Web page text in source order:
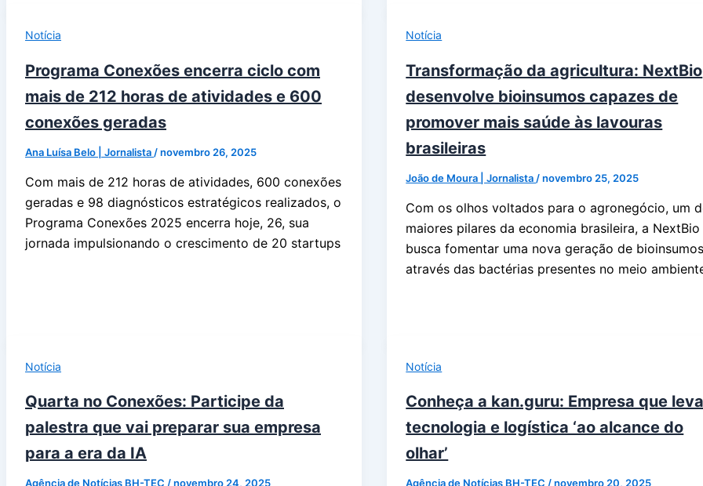
Notícia
Programa Conexões encerra ciclo com
mais de 212 horas de atividades e 600
conexões geradas
Ana Luísa Belo | Jornalista /novembro 26, 2025
Com mais de 212 horas de atividades, 600 conexões
geradas e 98 diagnósticos estratégicos realizados, o
Programa Conexões 2025 encerra hoje, 26, sua
jornada impulsionando o crescimento de 20 startups
Notícia
Transformação da agricultura: NextBio
desenvolve bioinsumos capazes de
promover mais saúde às lavouras
brasileiras
João de Moura | Jornalista /novembro 25, 2025
Com os olhos voltados para o agronegócio, um
maiores pilares da economia brasileira, a NextBio
busca fomentar uma nova geração de
através das bactérias presentes no meio
Notícia
Quarta no Conexões: Participe da
palestra que vai preparar sua empresa
para a era da IA
Agência de Notícias BH-TEC /novembro 24, 2025
Notícia
Conheça a kan.guru: Empresa que
tecnologia e logística ‘ao alcance do
olhar’
Agência de Notícias BH-TEC /novembro 20, 2025